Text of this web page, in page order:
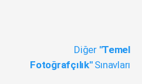
Diğer "Temel
Fotoğrafçılık"Sınavları